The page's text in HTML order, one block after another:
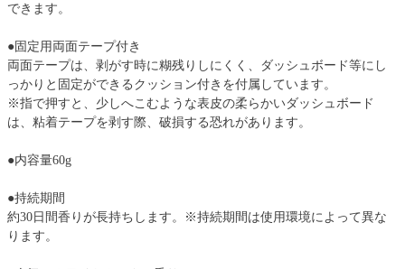
できます。
●固定用両面テープ付き
両面テープは、剥がす時に糊残りしにくく、ダッシュボード等にし
っかりと固定ができるクッション付きを付属しています。
※指で押すと、少しへこむような表皮の柔らかいダッシュボード
は、粘着テープを剥す際、破損する恐れがあります。
●内容量60g
●持続期間
約30日間香りが長持ちします。※持続期間は使用環境によって異な
ります。